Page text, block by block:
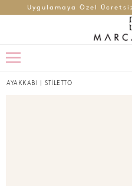
Uygulamaya Özel
AYAKKABI | STİLETTO